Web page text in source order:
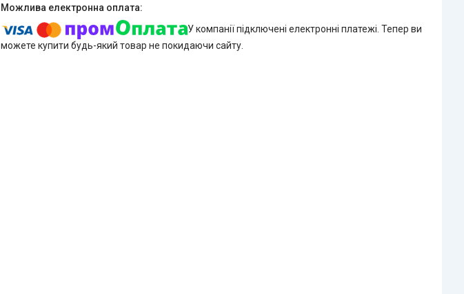
У компанії підключені електронні платежі. Тепер ви
можете купити будь-який товар не покидаючи сайту.